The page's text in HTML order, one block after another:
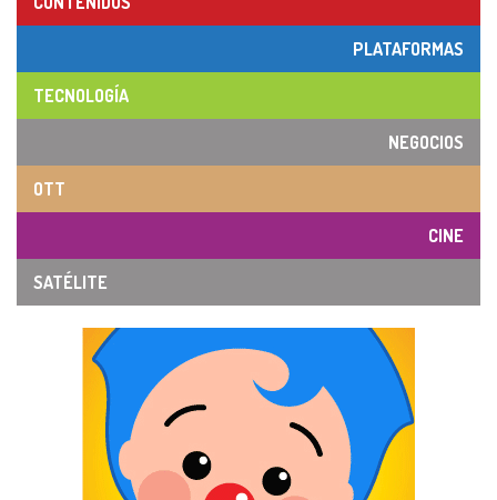
PLATAFORMAS
TECNOLOGÍA
NEGOCIOS
OTT
CINE
SATÉLITE